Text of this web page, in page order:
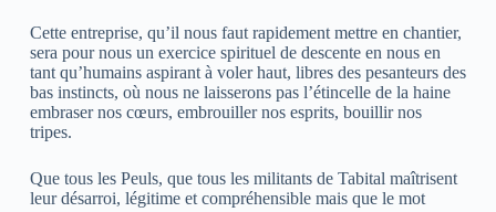
Cette entreprise, qu’il nous faut rapidement mettre en chantier,
sera pour nous un exercice spirituel de descente en nous en
tant qu’humains aspirant à voler haut, libres des pesanteurs des
bas instincts, où nous ne laisserons pas l’étincelle de la haine
embraser nos cœurs, embrouiller nos esprits, bouillir nos
tripes.
Que tous les Peuls, que tous les militants de Tabital maîtrisent
leur désarroi, légitime et compréhensible mais que le mot